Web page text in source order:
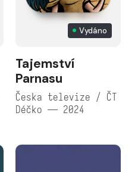
Vydáno
Tajemství
Parnasu
Česka televize / ČT
Déčko — 2024